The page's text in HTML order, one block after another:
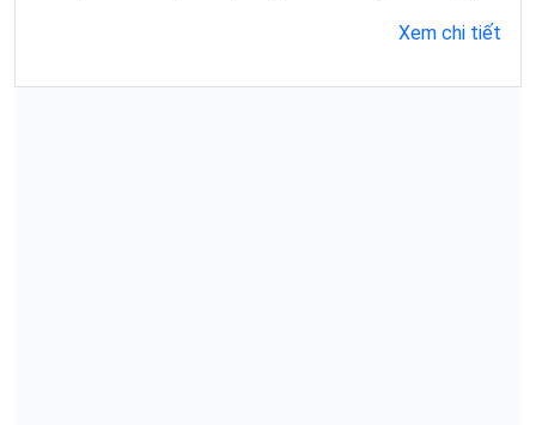
Xem chi tiết